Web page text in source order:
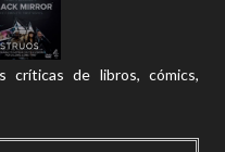
críticas de libros, cómics,